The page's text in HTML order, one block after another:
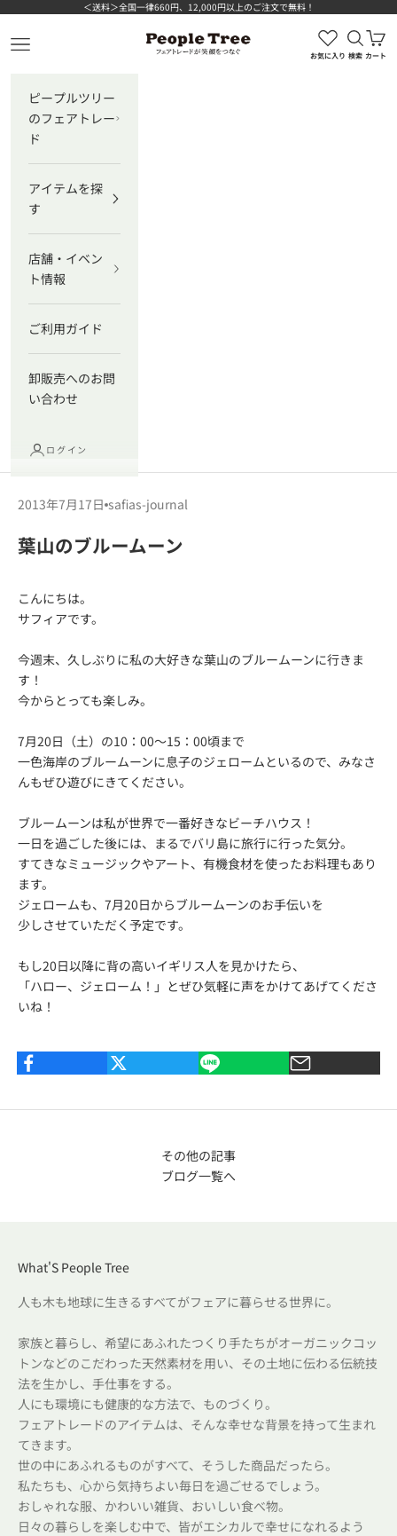
コンテンツへスキップ＜送料＞全国一律660円、12,000円以上のご注文で無料！
ピープルツリー公式オンラインショップ
メニューを開く
お気に入り
検索を
検索
カ
カート
ピープルツリー
のフェアトレー
ド
アイテムを探
す
店舗・イベン
ト情報
ご利用ガイド
卸販売へのお問
い合わせ
ログイン
2013年7月17日 safias-journal
葉山のブルームーン
こんにちは。
サフィアです。
今週末、久しぶりに私の大好きな葉山のブルームーンに行きま
す！
今からとっても楽しみ。
7月20日（土）の10：00～15：00頃まで
一色海岸のブルームーンに息子のジェロームといるので、みなさ
んもぜひ遊びにきてください。
ブルームーンは私が世界で一番好きなビーチハウス！
一日を過ごした後には、まるでバリ島に旅行に行った気分。
すてきなミュージックやアート、有機食材を使ったお料理もあり
ます。
ジェロームも、7月20日からブルームーンのお手伝いを
少しさせていただく予定です。
もし20日以降に背の高いイギリス人を見かけたら、
「ハロー、ジェローム！」とぜひ気軽に声をかけてあげてくださ
いね！
その他の記事
ブログ一覧へ
What'S People Tree
人も木も地球に生きるすべてがフェアに暮らせる世界に。
家族と暮らし、希望にあふれたつくり手たちがオーガニックコッ
トンなどのこだわった天然素材を用い、その土地に伝わる伝統技
法を生かし、手仕事をする。
人にも環境にも健康的な方法で、ものづくり。
フェアトレードのアイテムは、そんな幸せな背景を持って生まれ
てきます。
世の中にあふれるものがすべて、そうした商品だったら。
私たちも、心から気持ちよい毎日を過ごせるでしょう。
おしゃれな服、かわいい雑貨、おいしい食べ物。
日々の暮らしを楽しむ中で、皆がエシカルで幸せになれるよう